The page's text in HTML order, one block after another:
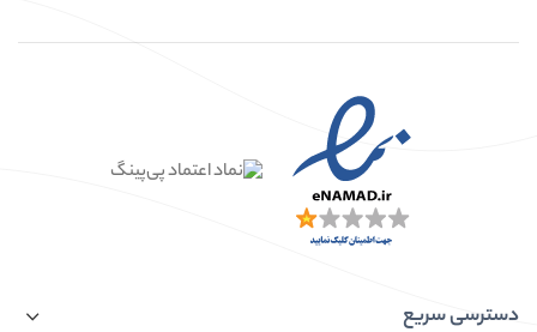
دسترسی سریع